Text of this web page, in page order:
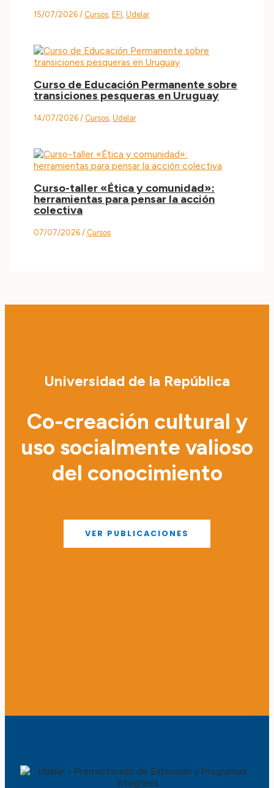
15/07/2026 / Cursos EFI ,Udelar
Curso de Educación Permanente sobre
transiciones pesqueras en Uruguay
14/07/2026 / Cursos ,Udelar
Curso-taller «Ética y comunidad»:
herramientas para pensar la acción
colectiva
07/07/2026 / Cursos
Universidad de la República
Co-creación cultural y
uso socialmente valioso
del conocimiento
VER PUBLICACIONES